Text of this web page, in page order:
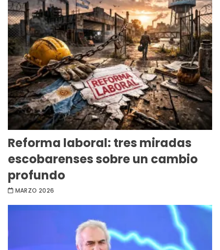
Reforma laboral: tres miradas
escobarenses sobre un cambio
profundo
MARZO 2026